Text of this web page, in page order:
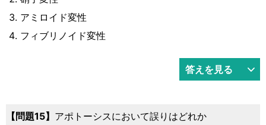
アミロイド変性
フィブリノイド変性
答えを見る
15 アポトーシスにおいて誤りはどれか